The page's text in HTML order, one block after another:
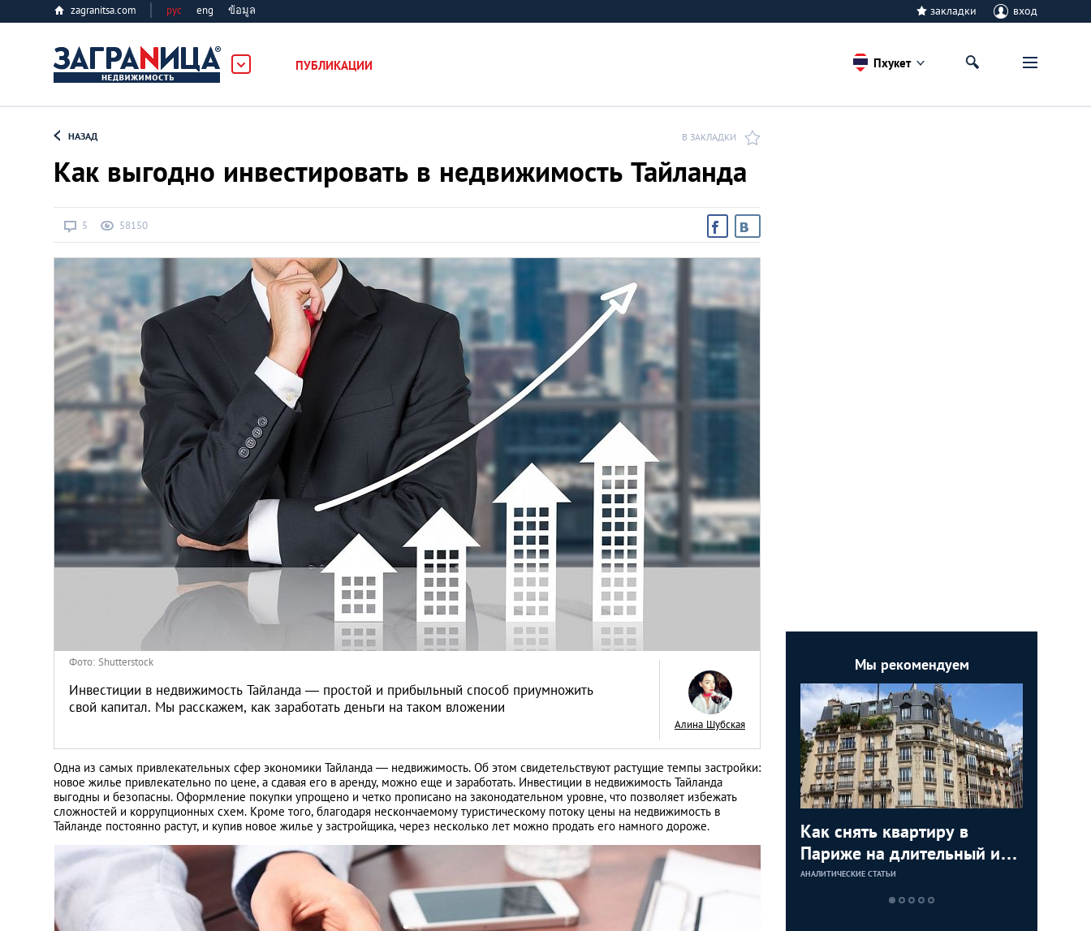
zagranitsa.com рус eng ข้อมูล закладки вход
ПУБЛИКАЦИИ
Все города
Алматы
Астана
Афины
Киев
Лондон
Лос-Анджелес
Москва
Париж
Пхукет
Пхукет
НАЗАД В ЗАКЛАДКИ
Как выгодно инвестировать в недвижимость Тайланда
5 58150
Фото: Shutterstock
Инвестиции в недвижимость Тайланда — простой и прибыльный способ приумножить
свой капитал. Мы расскажем, как заработать деньги на таком вложении
Алина Шубская
Одна из самых привлекательных сфер экономики Тайланда — недвижимость. Об этом свидетельствуют растущие темпы застройки:
новое жилье привлекательно по цене, а сдавая его в аренду, можно еще и заработать. Инвестиции в недвижимость Тайланда
выгодны и безопасны. Оформление покупки упрощено и четко прописано на законодательном уровне, что позволяет избежать
сложностей и коррупционных схем. Кроме того, благодаря нескончаемому туристическому потоку цены на недвижимость в
Тайланде постоянно растут, и купив новое жилье у застройщика, через несколько лет можно продать его намного дороже.
Мы рекомендуем
Как снять квартиру в
Париже на длительный или
короткий срок
АНАЛИТИЧЕСКИЕ СТАТЬИ
«Тихая гавань» для
русских капиталов:
интервью с директором по
зарубежной недвижимости
компании Knight Frank
АНАЛИТИЧЕСКИЕ СТАТЬИ